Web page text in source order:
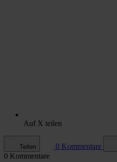
Auf X teilen
Teilen 0 Kommentare
0 Kommentare